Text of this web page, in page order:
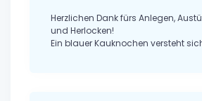
Herzlichen Dank fürs Anlegen,
und Herlocken!
Ein blauer Kauknochen versteht